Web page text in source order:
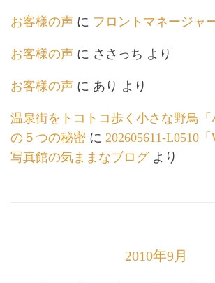
お客様の声 に フロントマネージ
お客様の声 に ささっち より
お客様の声 に あり より
温泉街をトコトコ歩く小さな野鳥「
の５つの秘密 に 202605611-L0510
写真館の気ままなブログより
2010年9月